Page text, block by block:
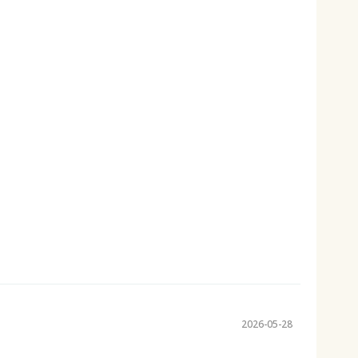
2026-05-28